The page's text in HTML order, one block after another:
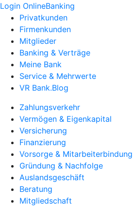
Login OnlineBanking
Privatkunden
Firmenkunden
Mitglieder
Banking & Verträge
Meine Bank
Service & Mehrwerte
VR Bank.Blog
Zahlungsverkehr
Vermögen & Eigenkapital
Versicherung
Finanzierung
Vorsorge & Mitarbeiterbindung
Gründung & Nachfolge
Auslandsgeschäft
Beratung
Mitgliedschaft